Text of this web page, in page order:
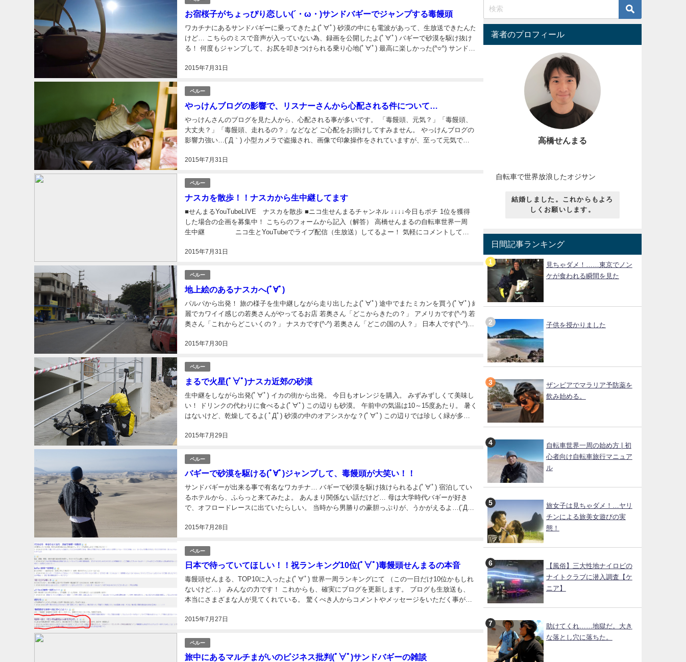
お宿桜子がちょっぴり恋しい(´・ω・)サンドバギーでジャンプする毒饅頭
2015年7月31日
ワカチナにあるサンドバギーに乗ってきたよ(ﾟ∀ﾟ) 砂漠の中にも電波があって、生放送できたんだ
けど… こちらのミスで音声が入っていない為、録画を公開したよ(ﾟ∀ﾟ) バギーで砂漠を駆け抜け
る！ 何度もジャンプして、お尻を叩きつけられる乗り心地(ﾟ∀ﾟ) 最高に楽しかった(^○^) サンドボ
ペルー
やっけんブログの影響で、リスナーさんから心配される件について…
2015年7月31日
やっけんさんのブログを見た人から、心配される事が多いです。 「毒饅頭、元気？」「毒饅頭、
大丈夫？」「毒饅頭、走れるの？」などなど ご心配をお掛けしてすみません。 やっけんブログの
影響力強い…(´Д｀) 小型カメラで盗撮され、画像で印象操作をされていますが、至って元気です(ﾟ
ペルー
ナスカを散歩！！ナスカから生中継してます
2015年7月31日
■せんまるYouTubeLIVE ナスカを散歩 ■ニコ生せんまるチャンネル ↓↓↓↓今日もポチ 1位を獲得
した場合の企画を募集中！ こちらのフォームから記入（解答） 高橋せんまるの自転車世界一周
生中継 ニコ生とYouTubeでライブ配信（生放送）してるよー！ 気軽にコメントしてね
ペルー
地上絵のあるナスカへ(ﾟ∀ﾟ)
2015年7月30日
パルパから出発！ 旅の様子を生中継しながら走り出したよ(ﾟ∀ﾟ) 途中でまたミカンを買う(ﾟ∀ﾟ) 綺
麗でカワイイ感じの若奥さんがやってるお店 若奥さん「どこからきたの？」 アメリカです(^-^) 若
奥さん「これからどこいくの？」 ナスカです(^-^) 若奥さん「どこの国の人？」 日本人です(^-^)
ペルー
まるで火星(ﾟ∀ﾟ)ナスカ近郊の砂漠
2015年7月29日
生中継をしながら出発(ﾟ∀ﾟ) イカの街から出発。 今日もオレンジを購入。 みずみずしくて美味し
い！ ドリンクの代わりに食べるよ(ﾟ∀ﾟ) この辺りも砂漠。 午前中の気温は10～15度あたり。 暑く
はないけど、乾燥してるよ( ﾟДﾟ) 砂漠の中のオアシスかな？(ﾟ∀ﾟ) この辺りでは珍しく緑が多い
ペルー
バギーで砂漠を駆ける(ﾟ∀ﾟ)ジャンプして、毒饅頭が大笑い！！
2015年7月28日
サンドバギーが出来る事で有名なワカチナ… バギーで砂漠を駆け抜けられるよ(ﾟ∀ﾟ) 宿泊してい
るホテルから、ふらっと来てみたよ。 あんまり関係ない話だけど… 母は大学時代バギーが好き
で、オフロードレースに出ていたらしい。 当時から男勝りの豪胆っぷりが、うかがえるよ…(´Д
ペルー
日本で待っていてほしい！！祝ランキング10位(ﾟ∀ﾟ)毒饅頭せんまるの本音
2015年7月27日
毒饅頭せんまる、TOP10に入ったよ(ﾟ∀ﾟ) 世界一周ランキングにて （この一日だけ10位かもしれ
ないけど…） みんなの力です！ これからも、確実にブログを更新します。 ブログも生放送も、
本当にさまざまな人が見てくれている。 驚くべき人からコメントやメッセージをいただく事があ
ペルー
旅中にあるマルチまがいのビジネス批判(ﾟ∀ﾟ)サンドバギーの雑談
著者のプロフィール
高橋せんまる
自転車で世界放浪したオジサン
結婚しました。これからもよろ
しくお願いします。
日間記事ランキング
見ちゃダメ！……東京でノン
ケが食われる瞬間を見た
子供を授かりました
ザンビアでマラリア予防薬を
飲み始める。
自転車世界一周の始め方 | 初
心者向け自転車旅行マニュア
ル
旅女子は見ちゃダメ！…ヤリ
チンによる旅美女遊びの実
態！
【風俗】三大性地ナイロビの
ナイトクラブに潜入調査【ケ
ニア】
助けてくれ……地獄だ。大き
な落とし穴に落ちた。